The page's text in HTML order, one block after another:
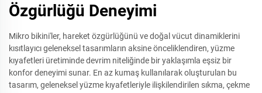
Özgürlüğü Deneyimi
Mikro bikini'ler, hareket özgürlüğünü ve doğal vücut dinamiklerini
kısıtlayıcı geleneksel tasarımların aksine önceliklendiren, yüzme
kıyafetleri üretiminde devrim niteliğinde bir yaklaşımla eşsiz bir
konfor deneyimi sunar. En az kumaş kullanılarak oluşturulan bu
tasarım, geleneksel yüzme kıyafetleriyle ilişkilendirilen sıkma, çekme